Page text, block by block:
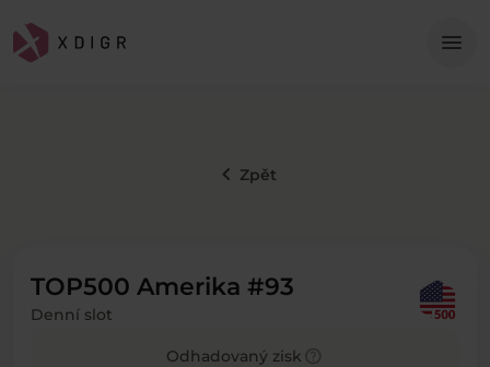
menu
keyboard_arrow_left Zpět
TOP500 Amerika #93
Denní slot
Odhadovaný zisk